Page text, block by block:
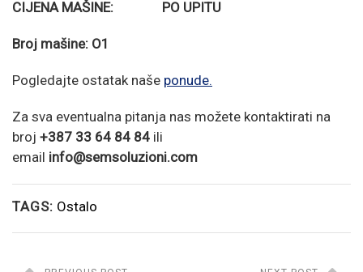
CIJENA MAŠINE: PO UPITU
Broj mašine: O1
Pogledajte ostatak naše ponude.
Za sva eventualna pitanja nas možete kontaktirati na
broj +387 33 64 84 84 ili
email info@semsoluzioni.com
TAGS: Ostalo